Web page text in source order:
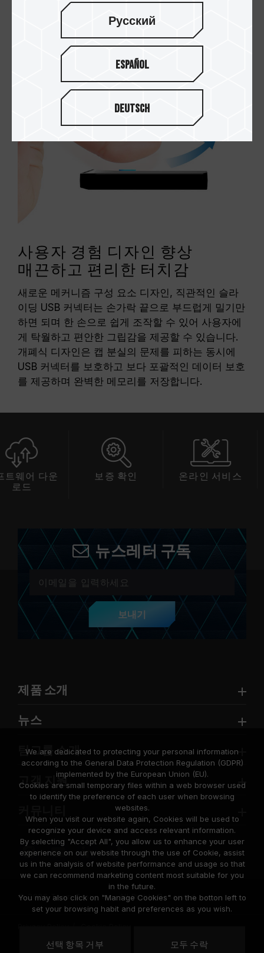
게 만들어 스포츠카 같은 디자인 미학을 선사합니
다. 측면 바디는 9.5mm로 매우 가볍고 얇으며 깔끔
한 속도감을 자아낸다.
사용자 경험 디자인 향상
매끈하고 편리한 터치감
새로운 메커니즘 구성 요소 디자인, 직관적인 슬라
이딩 USB 커넥터는 손가락 끝으로 부드럽게 밀기만
하면 되며 한 손으로 쉽게 조작할 수 있어 사용자에
게 탁월하고 편안한 그립감을 제공할 수 있습니다.
개폐식 디자인은 캡 분실의 문제를 피하는 동시에
USB 커넥터를 보호하고 보다 포괄적인 데이터 보호
를 제공하며 완벽한 메모리를 저장합니다.
다운
보증 확인 온라인 서비스
뉴스레터 구독
보내기
제품 소개
뉴스
팀그룹 소개
고객 지원
© 2026 Team Group Inc. All Rights Reserved.
United
Русский
Español
Deutsch
We are dedicated to protecting your personal information
according to the General Data Protection Regulation (GDPR)
implemented by the European Union (EU).
Cookies are small temporary files within a web browser used
to identify the preference of each user when browsing
websites.
When you visit our website again, Cookies will be used to
recognize your device and access relevant information.
By selecting "Accept All", you allow us to enhance your user
experience on our website through the use of Cookie, assist
us in the analysis of website performance and usage so that
we can recommend marketing content most suitable for you
in the future.
You may also click on "Manage Cookies" on the botton left to
set your browsing habit and preferences as you wish.
선택 항목 거부 모두 수락